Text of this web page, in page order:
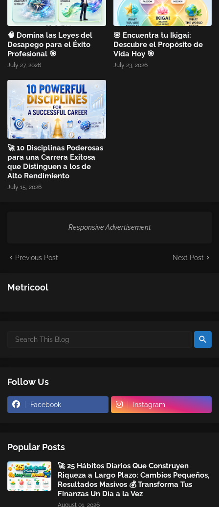
🧠 Domina las Leyes del
Desapego para el Éxito
Profesional 🎯
July 27, 2026
🌸 Encuentra tu Ikigai:
Descubre el Propósito de
Vida Hoy 🎯
July 23, 2026
🚀 10 Disciplinas Poderosas
para una Carrera Exitosa
que Distinguen a los de
Alto Rendimiento
July 15, 2026
Responsive Advertisement
Previous Post Next Post
Metricool
Follow Us
Facebook Instagram
Popular Posts
🚀 25 Hábitos Diarios Que Construyen
Riqueza a Largo Plazo: Cambios Pequeños,
Resultados Masivos 💰 Transforma Tus
Finanzas Un Día a la Vez
August 01, 2026